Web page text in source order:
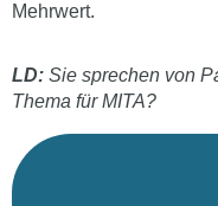
Mehrwert.
LD: Sie sprechen von
Thema für MITA?